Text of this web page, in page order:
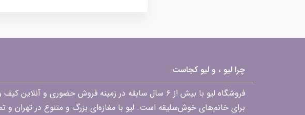
چرا لیو ، و لیو کجاست
فروشگاه لیو با بیش از ۶ سال سابقه در زمینه فروش
برای خانم‌های خوش‌سلیقه است. لیو با مغازه‌ای بزرگ و متنوع در تهران